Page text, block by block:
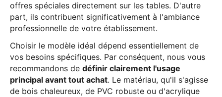
offres spéciales directement sur les tables. D'autre
part, ils contribuent significativement à l'ambiance
professionnelle de votre établissement.
Choisir le modèle idéal dépend essentiellement de
vos besoins spécifiques. Par conséquent, nous vous
recommandons de définir clairement l'usage
principal avant tout achat. Le matériau, qu'il s'agisse
de bois chaleureux, de PVC robuste ou d'acrylique